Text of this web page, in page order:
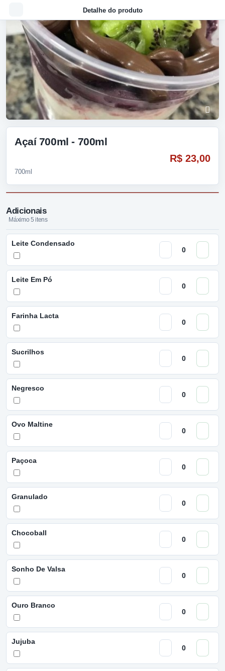
Detalhe do produto
Açaí 700ml - 700ml
700ml
R$ 23,00
Adicionais
Máximo 5 itens
Leite Condensado
Leite Em Pó
Farinha Lacta
Sucrilhos
Negresco
Ovo Maltine
Paçoca
Granulado
Chocoball
Sonho De Valsa
Ouro Branco
Jujuba